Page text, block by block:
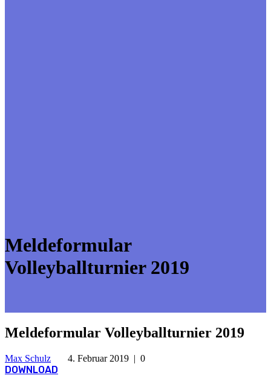
Meldeformular
Volleyballturnier 2019
Meldeformular Volleyballturnier 2019
Max Schulz 4. Februar 2019 | 0
DOWNLOAD